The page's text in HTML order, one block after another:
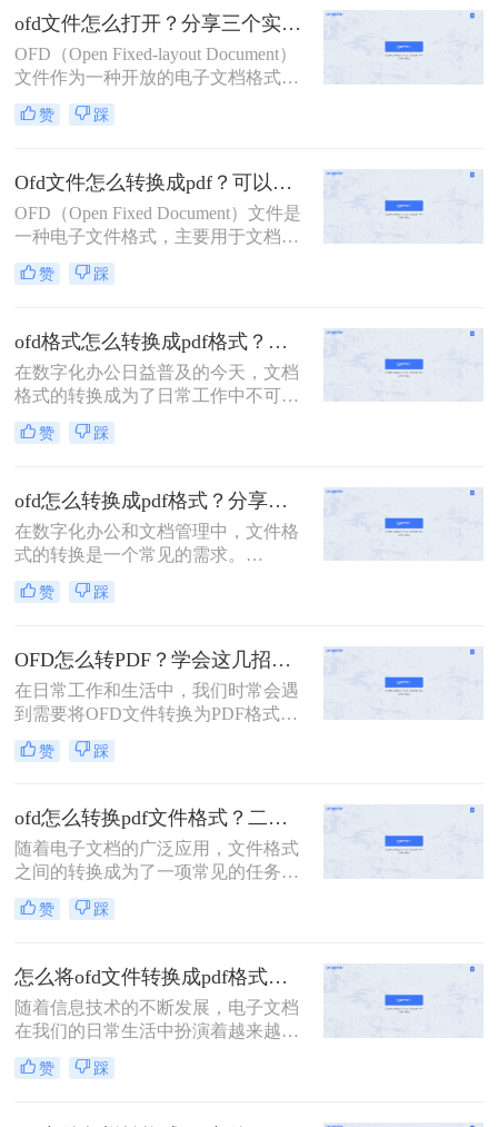
开和查看。此外，有时需要将OFD文
件转换为更通用的JPG格式，以便于
查看和分享。本文将详细介绍ofd格式
文件怎么打开，并将其转换为JPG格
式。
ofd文件怎么打开？分享三个实用打开方式！
OFD（Open Fixed-layout Document）
文件作为一种开放的电子文档格式，
因其不依赖于特定软件或硬件平台的
特性，在政务、企业、教育等领域得
如何打开OFD文件仍感到困惑。那么
ofd文件怎么打开呢？本文将详细介绍
三种打开OFD文件的方法。
赞 踩
Ofd文件怎么转换成pdf？可以试试这3种方法！
OFD（Open Fixed Document）文件是
一种电子文件格式，主要用于文档的
存储、阅读、交换和打印等。然而，
由于OFD格式的普及程度相对较低，
用的PDF格式以便于分享、编辑或存
档。那么Ofd文件怎么转换成pdf呢？
以下将详细介绍几种将OFD文件转换
为PDF的方法。
赞 踩
ofd格式怎么转换成pdf格式？试试这三个方法转换！
在数字化办公日益普及的今天，文档
格式的转换成为了日常工作中不可或
缺的一环。OFD（Open Fixed
Document）作为一种专为电子文档设
式固定、易于长期保存等，但在某些
场合下，我们仍然需要将其转换为更
为通用的PDF格式，以便于文件的共
享、查阅和打印。本文将详细介绍ofd
格式怎么转换成pdf格式，并提供实用
的操作指南。
赞 踩
ofd怎么转换成pdf格式？分享转换ofd的三个方法！
在数字化办公和文档管理中，文件格
式的转换是一个常见的需求。
OFD（Open Financial Document）是
一种国家电子文档标准格式，主要应
PDF（Portable Document Format）格
式的广泛使用和兼容性，有时我们需
要将OFD文件转换为PDF格式。那么
ofd怎么转换成pdf格式呢？本文将介
绍几种将OFD文件转换为PDF格式的
方法。
赞 踩
OFD怎么转PDF？学会这几招，一分钟轻松解决！
在日常工作和生活中，我们时常会遇
到需要将OFD文件转换为PDF格式的
情况。OFD作为一种电子文件格式，
虽然在一些特定领域有其独特的优
格式无疑是更为广泛接受的。那么
OFD怎么转PDF呢？下面，我将详细
介绍四种高效的OFD转PDF的方法，
帮助您轻松应对这一需求。
赞 踩
ofd怎么转换pdf文件格式？二招教你从图片提取文字！
随着电子文档的广泛应用，文件格式
之间的转换成为了一项常见的任务。
OFD（Open Fixed-layout Document）
作为一种电子文件格式，在某些特定
然而，由于PDF（Portable Document
Format）格式的通用性和稳定性，很
多用户需要将OFD文件转换为PDF格
式以便于分享和阅读。那么ofd怎么转
换pdf文件格式呢？本文将介绍几种常
见的OFD转PDF的方法，帮助用户轻
赞 踩
怎么将ofd文件转换成pdf格式？这三种转换方法快来看！
随着信息技术的不断发展，电子文档
在我们的日常生活中扮演着越来越重
要的角色。OFD（Open Fixed-layout
Document）格式作为一种电子文档格
赞 踩